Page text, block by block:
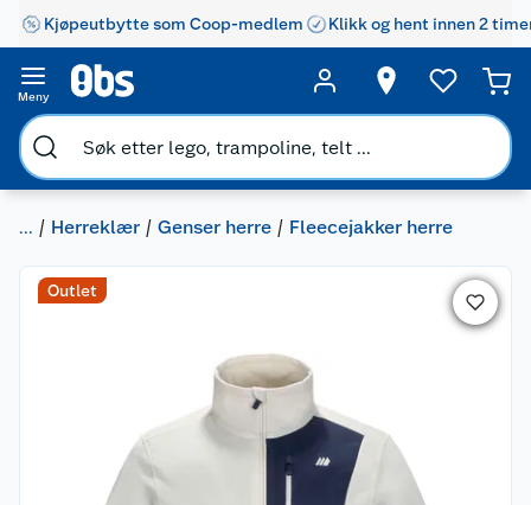
Kjøpeutbytte som Coop-medlem Klikk og hent innen 2
Meny
... Herreklær Genser herre Fleecejakker herre
Outlet